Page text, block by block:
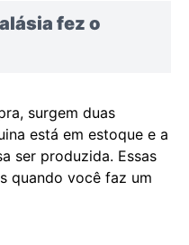
fez o
surgem duas
está em estoque e a
ser produzida. Essas
quando você faz um